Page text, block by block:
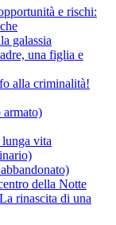
e rischi:
galassia
una figlia e
alla criminalità!
armato)
vita
della Notte
rinascita di una